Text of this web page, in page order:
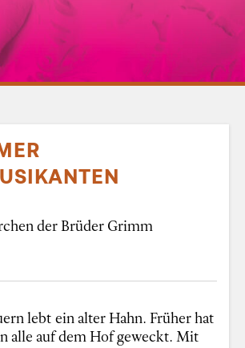
der Brüder Grimm
lebt ein alter Hahn. Früher hat
alle auf dem Hof geweckt. Mit